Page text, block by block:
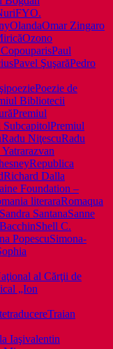
O.
OlandaOmar Zingaro
Ozono
parisPaul
Pavel ŞuşarăPedro
poeziePoezie de
Bibliotecii
Premiul
SubcapitolPremiul
Radu NiţescuRadu
Yatrarazvan
Republica
Richard Dalla
Foundation –
literaraRomaqua
Sandra SantanaSanne
Shell C.
PopescuSimona-
al Cărţii de
„Ion
traducereTraian
Iaşivalentin